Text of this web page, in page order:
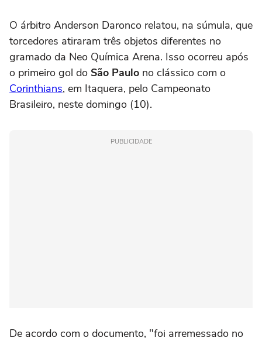
O árbitro Anderson Daronco relatou, na súmula, que
torcedores atiraram três objetos diferentes no
gramado da Neo Química Arena. Isso ocorreu após
o primeiro gol do São Paulo no clássico com o
Corinthians, em Itaquera, pelo Campeonato
Brasileiro, neste domingo (10).
PUBLICIDADE
De acordo com o documento, "foi arremessado no